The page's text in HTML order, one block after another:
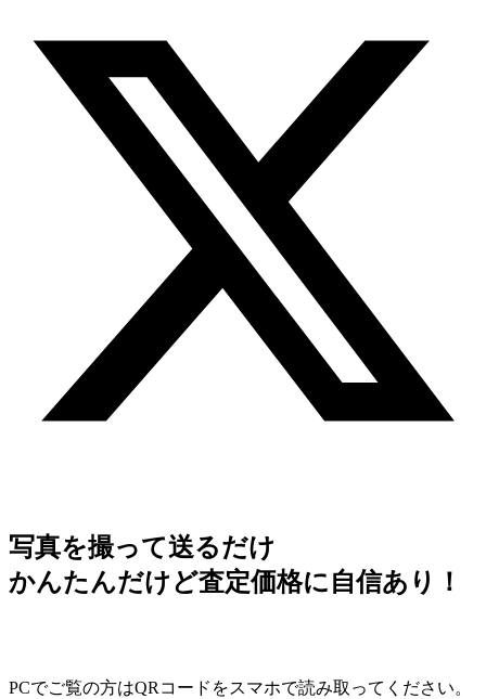
写真を撮って送るだけ
かんたんだけど査定価格に自信あり！
PCでご覧の方はQRコードをスマホで読み取ってください。